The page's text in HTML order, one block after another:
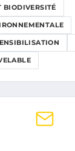
BIODIVERSITÉ